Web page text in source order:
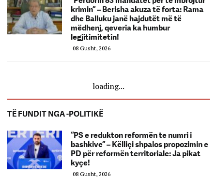
krimin” – Berisha akuza të forta: Rama
dhe Balluku janë hajdutët më të
mëdhenj, qeveria ka humbur
legjitimitetin!
08 Gusht, 2026
loading...
TË FUNDIT NGA -POLITIKË
“PS e redukton reformën te numri i
bashkive” – Këlliçi shpalos propozimin e
PD për reformën territoriale: Ja pikat
kyçe!
08 Gusht, 2026